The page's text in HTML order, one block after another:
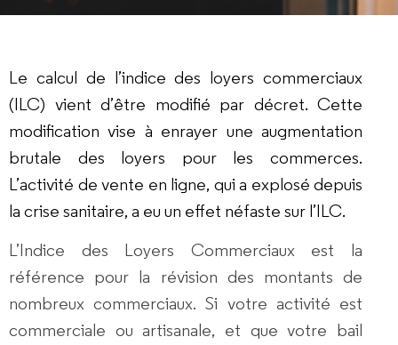
Le calcul de l’indice des loyers commerciaux
(ILC) vient d’être modifié par décret. Cette
modification vise à enrayer une augmentation
brutale des loyers pour les commerces.
L’activité de vente en ligne, qui a explosé depuis
la crise sanitaire, a eu un effet néfaste sur l’ILC.
L’Indice des Loyers Commerciaux est la
référence pour la révision des montants de
nombreux commerciaux. Si votre activité est
commerciale ou artisanale, et que votre bail